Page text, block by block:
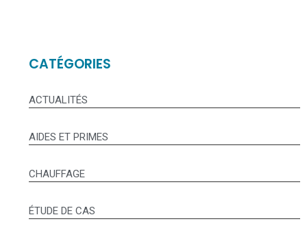
CATÉGORIES
ACTUALITÉS
AIDES ET PRIMES
CHAUFFAGE
ÉTUDE DE CAS